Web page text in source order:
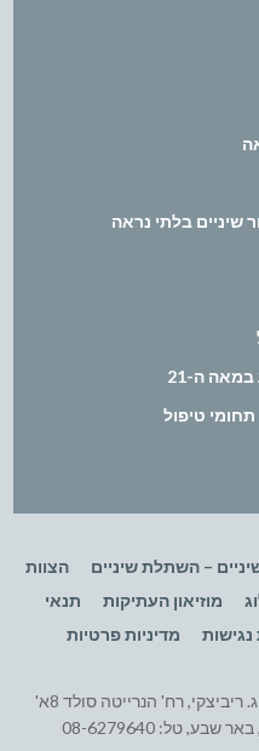
שיניים בלתי נראה
ה-21
טיפול
– השתלת שיניים
הצוות
מוזיאון העתיקות
תנאי
מדיניות פרטיות
© 2013 כל הזכויות שמורות לד"ר ג. ריביצקי, רח' הנרייטה סולד 8א'